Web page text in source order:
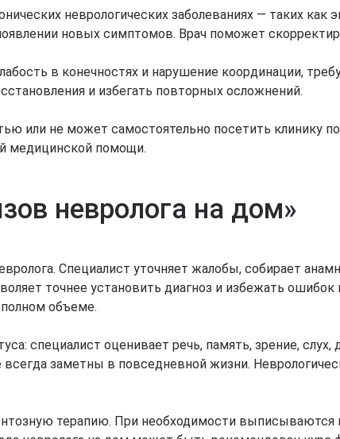
неврологических заболеваниях — таких как
новых симптомов. Врач поможет
в конечностях и нарушение координации,
и избегать повторных осложнений.
или не может самостоятельно посетить клинику
медицинской помощи.
невролога на дом»
Специалист уточняет жалобы, собирает
точнее установить диагноз и избежать
объеме.
специалист оценивает речь, память, зрение,
заметны в повседневной жизни.
терапию. При необходимости выписываются